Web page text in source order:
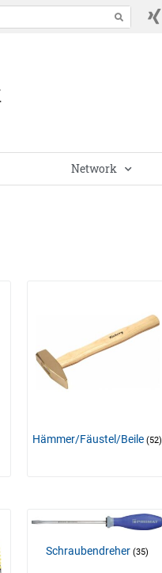
Network
Hämmer/Fäustel/Beile(52)
Schraubendreher(35)